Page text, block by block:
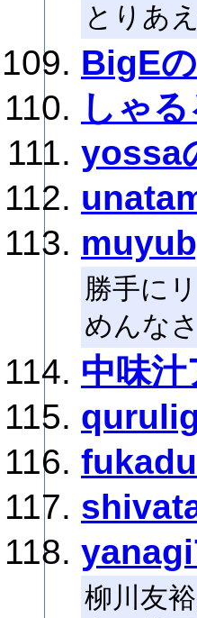
とりあ
BigE
しゃ
yossa
勝手に
めんなさ
中味
柳川友